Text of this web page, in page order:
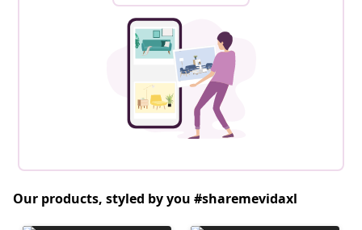
Our products, styled by you #sharemevidaxl